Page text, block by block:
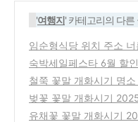
'여행지' 카테고리의 다른
임순형식당 위치 주소
숙박세일페스타 6월 할
철쭉 꽃말 개화시기 명
벚꽃 꽃말 개화시기
유채꽃 꽃말 개화시기